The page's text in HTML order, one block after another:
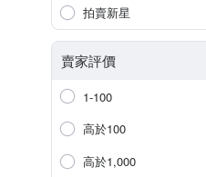
拍賣新星
賣家評價
1-100
高於100
高於1,000